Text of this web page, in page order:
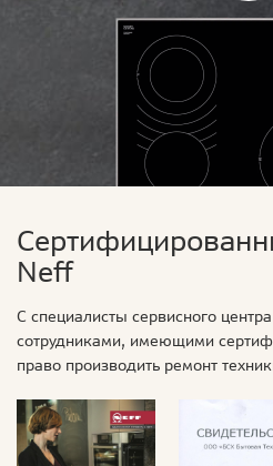
Neff
С специалисты сервисного
сотрудниками, имеющими
право производить ремонт